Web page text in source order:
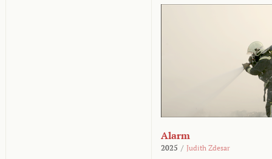
Alarm
2025 / Judith Zdesar